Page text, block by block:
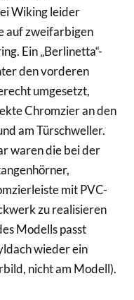
Wiking leider
auf zweifarbigen
Ein „Berlinetta“-
den vorderen
umgesetzt,
Chromzier an den
am Türschweller.
waren die bei der
mit PVC-
zu realisieren
Modells passt
wieder ein
nicht am Modell).